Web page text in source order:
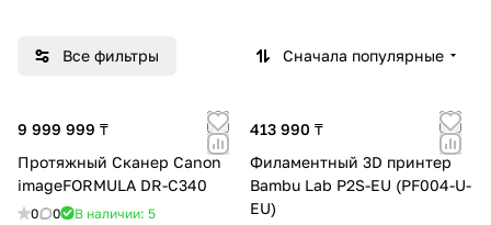
Все фильтры Сначала популярные
9 999 999 ₸
Протяжный Сканер Canon
imageFORMULA DR-C340
0 0 В наличии: 5
413 990 ₸
Филаментный 3D принтер
Bambu Lab P2S-EU (PF004-U-
EU)